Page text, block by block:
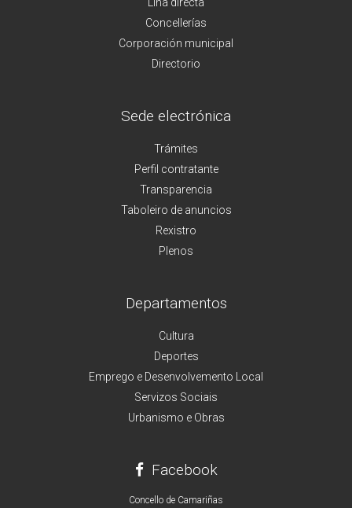
Concellerías
Corporación municipal
Directorio
Sede electrónica
Trámites
Perfil contratante
Transparencia
Taboleiro de anuncios
Rexistro
Plenos
Departamentos
Cultura
Deportes
Emprego e Desenvolvemento Local
Servizos Sociais
Urbanismo e Obras
Facebook
Concello de Camariñas